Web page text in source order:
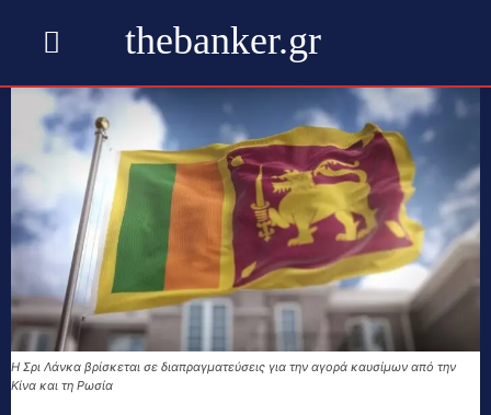
thebanker.gr
Η Σρι Λάνκα βρίσκεται σε διαπραγματεύσεις για την αγορά καυσίμων από την
Κίνα και τη Ρωσία